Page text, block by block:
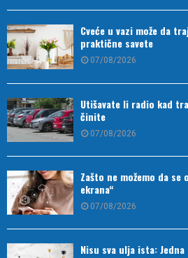
Cveće u vazi može da
praktične savete
07/08/2026
Utišavate li radio kad
činite
07/08/2026
Zašto ne možemo da
ekrana“
07/08/2026
Nisu sva ulja ista: